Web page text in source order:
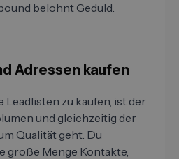
belohnt Geduld.
Adressen kaufen
zu kaufen, ist der
und gleichzeitig der
Qualität geht. Du
große Menge Kontakte,